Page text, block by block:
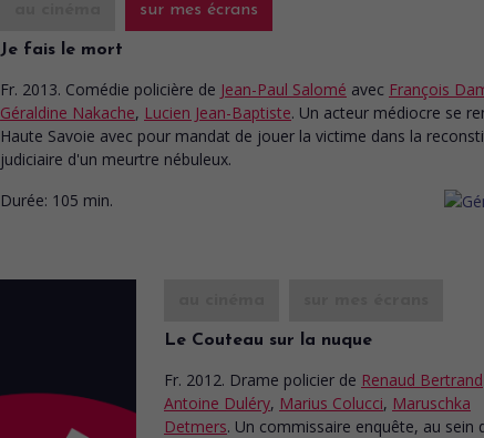
sur mes écrans
Je fais le mort
Fr. 2013. Comédie policière de Jean-Paul Salomé avec François
Géraldine Nakache, Lucien Jean-Baptiste. Un acteur médiocre se
Haute Savoie avec pour mandat de jouer la victime dans la
judiciaire d'un meurtre nébuleux.
Durée: 105 min.
Le Couteau sur la nuque
Fr. 2012. Drame policier de Renaud Bertrand
Antoine Duléry, Marius Colucci, Maruschka
Detmers. Un commissaire enquête, au sein